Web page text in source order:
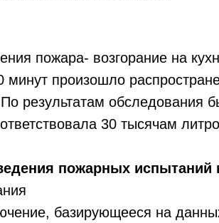
пожара- возгорание на
минут произошло
результатам обследования
30 тысячам
пожарных испытаний
базирующееся на